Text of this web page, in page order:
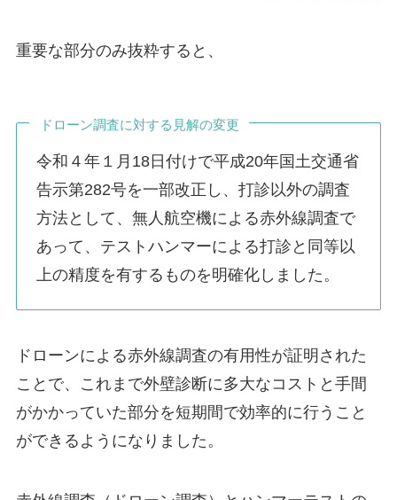
重要な部分のみ抜粋すると、
ドローン調査に対する見解の変更
令和４年１月18日付けで平成20年国土交通省
告示第282号を一部改正し、打診以外の調査
方法として、無人航空機による赤外線調査で
あって、テストハンマーによる打診と同等以
上の精度を有するものを明確化しました。
ドローンによる赤外線調査の有用性が証明された
ことで、これまで外壁診断に多大なコストと手間
がかかっていた部分を短期間で効率的に行うこと
ができるようになりました。